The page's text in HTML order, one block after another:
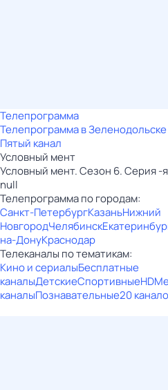
Телепрограмма
Телепрограмма в Зеленодольске
Пятый канал
Условный мент
Условный мент. Сезон 6. Серия -я
null
Телепрограмма по городам:
Санкт-ПетербургКазаньНижний
НовгородЧелябинск
на-ДонуКраснодар
Телеканалы по тематикам:
Кино и сериалыБесплатные
каналыДетскиеСпортивныеHD
каналыПознавательные20